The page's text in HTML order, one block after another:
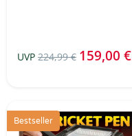
UVP 224,99 € 159,00 €
Bestseller